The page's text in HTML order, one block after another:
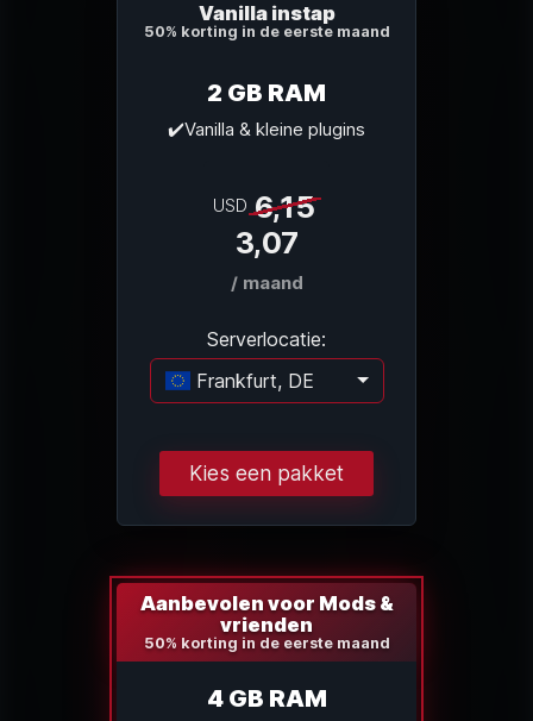
Vanilla instap
50% korting in de eerste maand
2 GB RAM
✔️Vanilla & kleine plugins
USD 6,15
3,07
/ maand
Serverlocatie:
Frankfurt, DE
Laden...
Kies een pakket
Aanbevolen voor Mods &
vrienden
50% korting in de eerste maand
4 GB RAM